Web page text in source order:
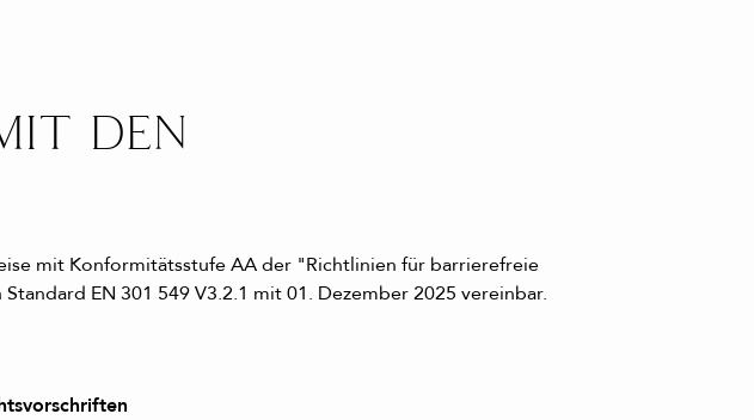
DEN
mit Konformitätsstufe AA der "Richtlinien für barrierefreie
EN 301 549 V3.2.1 mit 01. Dezember 2025 vereinbar.